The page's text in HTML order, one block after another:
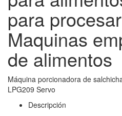
para
Maquinas
de alimentos
Máquina porcionadora de
LPG209 Servo
Descripción